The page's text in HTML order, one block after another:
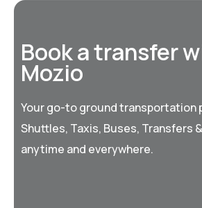
Book a transfer
Mozio
Your go-to ground transportation
Shuttles, Taxis, Buses, Transfers
anytime and everywhere.